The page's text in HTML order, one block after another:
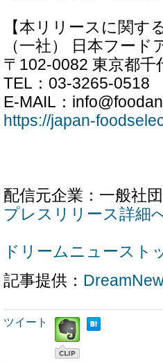
【本リリースに関す
（一社） 日本フー
〒102-0082 東京都
TEL：03-3265-0518
E-MAIL：
https://japan-
配信元企業：一般社
プレスリリース詳細
ドリームニュースト
記事提供：
ツイート